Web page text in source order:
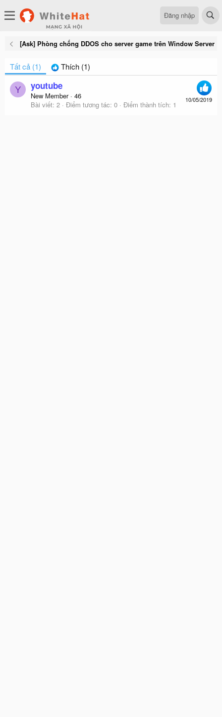
Đăng nhập
[Ask] Phòng chống DDOS cho server game trên Window Server
Tất cả (1) Thích (1)
Y
10/05/2019
youtube
New Member · 46
Bài viết 2 Điểm tương tác 0 Điểm thành tích 1